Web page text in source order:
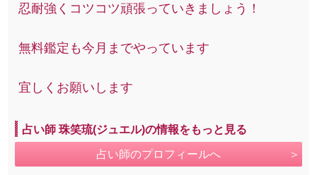
忍耐強くコツコツ頑張っていきましょう！
無料鑑定も今月までやっています
宜しくお願いします
占い師 珠笑琉(ジュエル)の情報をもっと見る
占い師のプロフィールへ